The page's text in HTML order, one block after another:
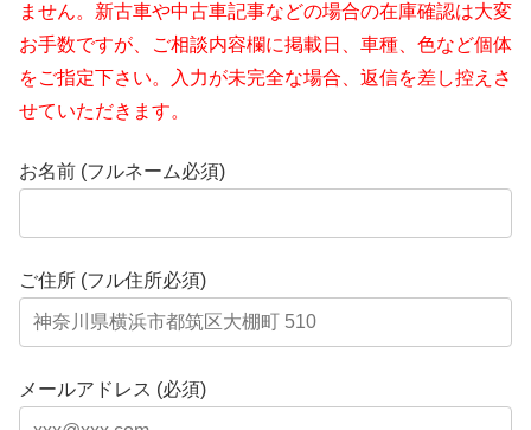
ません。新古車や中古車記事などの場合の在庫確認は大変
お手数ですが、ご相談内容欄に掲載日、車種、色など個体
をご指定下さい。入力が未完全な場合、返信を差し控えさ
せていただきます。
お名前 (フルネーム必須)
ご住所 (フル住所必須)
メールアドレス (必須)